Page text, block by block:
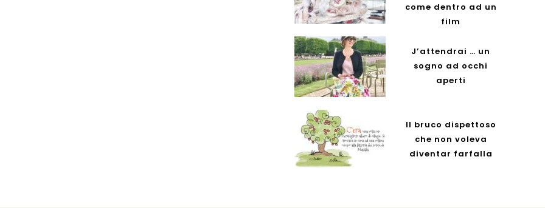
come dentro ad un
film
J’attendrai … un
sogno ad occhi
aperti
Il bruco dispettoso
che non voleva
diventar farfalla